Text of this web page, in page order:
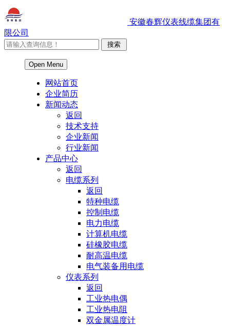
安徽春辉仪表线缆集团有
限公司
Open Menu
网站首页
企业简历
新闻动态
返回
技术支持
企业新闻
行业新闻
产品中心
返回
电缆系列
返回
特种电缆
控制电缆
电力电缆
计算机电缆
硅橡胶电缆
耐高温电缆
电气装备用电缆
仪表系列
返回
工业热电偶
工业热电阻
双金属温度计